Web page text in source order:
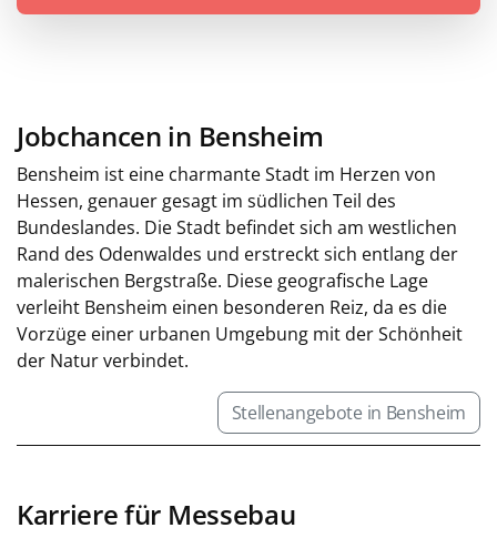
Jobchancen in Bensheim
Bensheim ist eine charmante Stadt im Herzen von
Hessen, genauer gesagt im südlichen Teil des
Bundeslandes. Die Stadt befindet sich am westlichen
Rand des Odenwaldes und erstreckt sich entlang der
malerischen Bergstraße. Diese geografische Lage
verleiht Bensheim einen besonderen Reiz, da es die
Vorzüge einer urbanen Umgebung mit der Schönheit
der Natur verbindet.
Stellenangebote in Bensheim
Karriere für Messebau